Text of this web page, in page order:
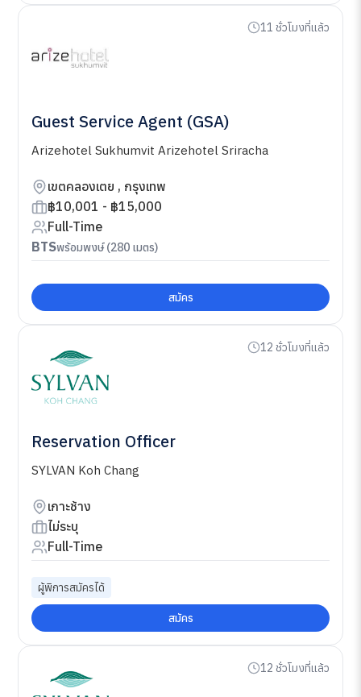
11 ชั่วโมงที่แล้ว
Guest Service Agent (GSA)
Arizehotel Sukhumvit Arizehotel Sriracha
เขตคลองเตย , กรุงเทพ
฿10,001 - ฿15,000
Full-Time
BTSพร้อมพงษ์ (280 เมตร)
สมัคร
12 ชั่วโมงที่แล้ว
Reservation Officer
SYLVAN Koh Chang
เกาะช้าง
ไม่ระบุ
Full-Time
ผู้พิการสมัครได้
สมัคร
12 ชั่วโมงที่แล้ว